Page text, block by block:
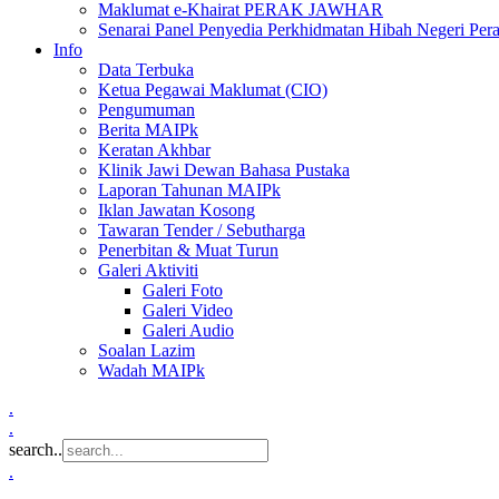
Maklumat e-Khairat PERAK JAWHAR
Senarai Panel Penyedia Perkhidmatan Hibah Negeri
Info
Data Terbuka
Ketua Pegawai Maklumat (CIO)
Pengumuman
Berita MAIPk
Keratan Akhbar
Klinik Jawi Dewan Bahasa Pustaka
Laporan Tahunan MAIPk
Iklan Jawatan Kosong
Tawaran Tender / Sebutharga
Penerbitan & Muat Turun
Galeri Aktiviti
Galeri Foto
Galeri Video
Galeri Audio
Soalan Lazim
Wadah MAIPk
.
.
search..
.